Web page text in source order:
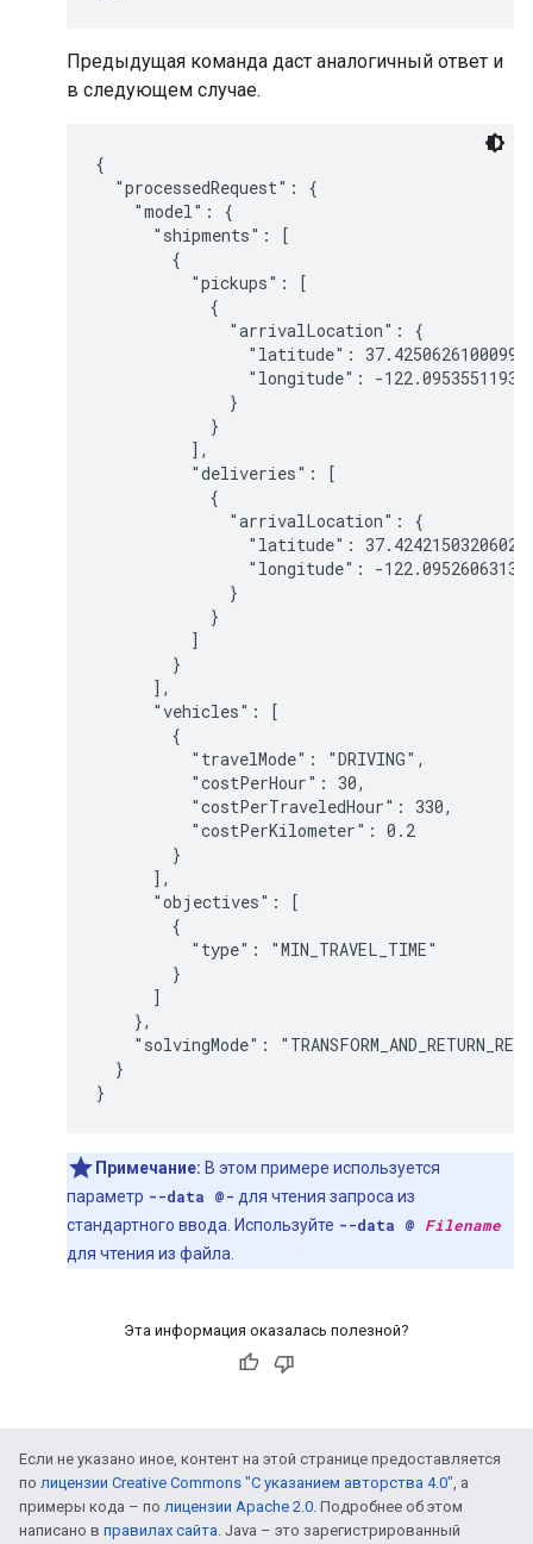
Предыдущая команда даст аналогичный ответ и
в следующем случае.
{
  "processedRequest": {
    "model": {
      "shipments": [
        {
          "pickups": [
            {
              "arrivalLocation": {
"latitude":
"longitude": -
              }
            }
          ],
          "deliveries": [
            {
              "arrivalLocation": {
"latitude":
"longitude": -
              }
            }
          ]
        }
      ],
      "vehicles": [
        {
          "travelMode": "DRIVING",
          "costPerHour": 30,
          "costPerTraveledHour": 330,
          "costPerKilometer": 0.2
        }
      ],
      "objectives": [
        {
          "type": "MIN_TRAVEL_TIME"
        }
      ]
    },
"solvingMode":
  }
Примечание: В этом примере используется
параметр --data @- для чтения запроса из
стандартного ввода. Используйте --data @ Filename
для чтения из файла.
Эта информация оказалась полезной?
Если не указано иное, контент на этой странице предоставляется
по лицензии Creative Commons "С указанием авторства 4.0", а
примеры кода – по лицензии Apache 2.0. Подробнее об этом
написано в правилах сайта. Java – это зарегистрированный